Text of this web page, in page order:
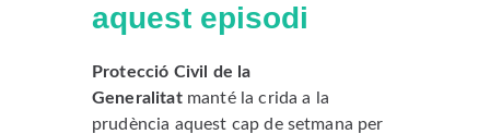
aquest episodi
Protecció Civil de la
Generalitatmanté la crida a la
prudència aquest cap de setmana per